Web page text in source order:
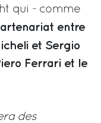
qui - comme
entre
et Sergio
Ferrari et le
des